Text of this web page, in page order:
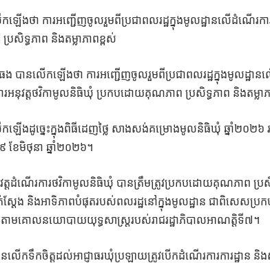
ងថា ការអញ្ជើញចូលរួមពីប្រជាពលរដ្ឋក្នុងមូលដ្ឋានលើដំណើរក
ទ្ធភាព និងតម្លាភាពខ្ពស់
ានលើកឡើងថា ការអញ្ជើញចូលរួមពីប្រជាពលរដ្ឋក្នុងមូលដ្ឋាន
អនុវត្តថវិកាមូលនិធិឃុំ ប្រកបដោយគុណភាព ប្រសិទ្ធភាព និងតម្លាភ
ើងដូច្នេះក្នុងពិធីដេញថ្លៃ សាងសង់គម្រោងមូលនិធិឃុំ ឆ្នាំ២០២
ខែមិថុនា ឆ្នាំ២០២៦។
វត្តដំណើរការថវិកាមូលនិធិឃុំ បានត្រឹមត្រូវប្រកបដោយគុណភាព ប្
ស្ដែង និងអាទិភាពបំផុតរបស់ពលរដ្ឋនៅក្នុងមូលដ្ឋាន ជាពិសេសប្រ
តាមគោលនយោបាយយុទ្ធសាស្ត្ររបស់រាជរដ្ឋាភិបាលអាណត្តិទី៧។
លើកទឹកចិត្តដល់អាជ្ញាធរឃុំប្រឡាយត្រូវបើកដំណើរការការដ្ឋាន